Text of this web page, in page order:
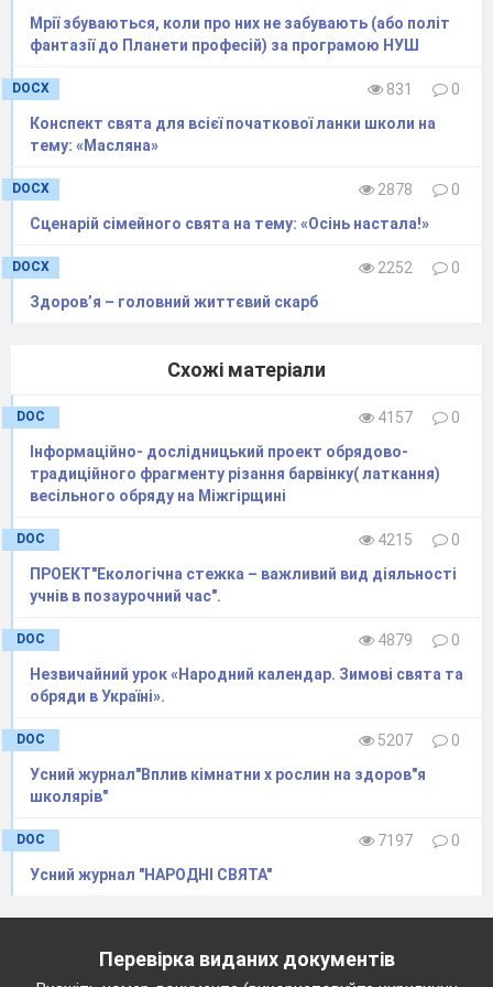
А як це велосипед часу? – запитала Віка, - та
ще й професійний….
Цей велосипед знає все-все про професії, і
навіть може показати нам, як вони виникли,
і якими стали сьогодні.
А прямо зараз він може нам показати якусь
професію? – спитала Віка нетерпляче
переступаючи з ноги на ногу.
Так! – професор Вінчестер плеснув в долоні
– обирайте професію!
Але їх так багато! І про всі кортить щось
цікавеньке дізнатися. – Сашко посміхнувся.
палець, - а для цього я винайшов
мої. Він схожий на звичайний компас, але
не схід-захід, південь-північ, а
різноманітні професії. Достатньо лише
натиснути на кнопку і професія обрана.
Можна я? – Віка несміливо протягнула
руку до компаса.
Тисни! – в один голос промовили професор
та Сашко.
часу покаже нам професію вчителя!
Я знаю таку професію, – сказав Сашко, -
Мрії збуваються, коли про них не забувають (або політ
фантазії до Планети професій) за програмою НУШ
DOCX 831
0
Конспект свята для всієї початкової ланки школи на
тему: «Масляна»
DOCX 2878
0
Сценарій сімейного свята на тему: «Осінь настала!»
DOCX 2252
0
Здоров’я – головний життєвий скарб
Схожі матеріали
DOC 4157
0
Інформаційно- дослідницький проект обрядово-
традиційного фрагменту різання барвінку( латкання)
весільного обряду на Міжгірщині
DOC 4215
0
ПРОЕКТ"Екологічна стежка – важливий вид діяльності
учнів в позаурочний час".
DOC 4879
0
Незвичайний урок «Народний календар. Зимові свята та
обряди в Україні».
DOC 5207
0
Усний журнал"Вплив кімнатни х рослин на здоров"я
школярів"
DOC 7197
0
Усний журнал "НАРОДНІ СВЯТА"
Перевірка виданих документів